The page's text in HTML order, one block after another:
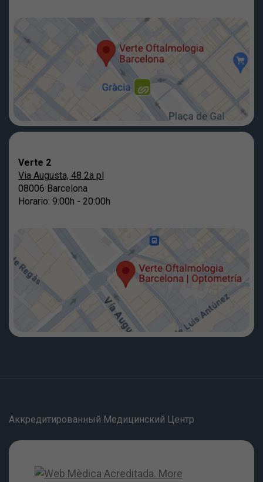
Verte 2
Via Augusta, 48 2a pl
08006 Barcelona
Horario: 9:00h - 20:00h
Аккредитированный Медицинский Центр